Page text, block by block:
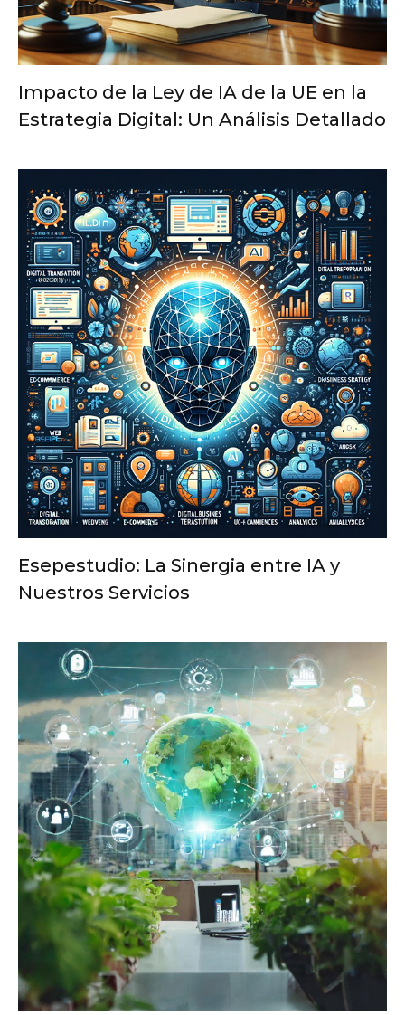
Impacto de la Ley de IA de la UE en la
Estrategia Digital: Un Análisis Detallado
Esepestudio: La Sinergia entre IA y
Nuestros Servicios